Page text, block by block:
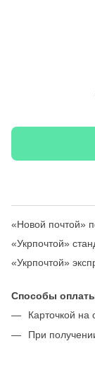
«Новой почтой»
«Укрпочтой»
«Укрпочтой»
Способы
Карточкой на
При